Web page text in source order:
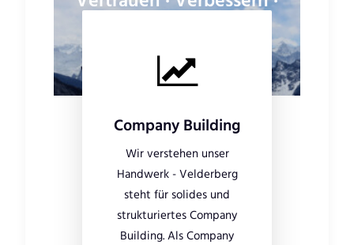
Wir erstellen und bauen erfolgreiche digitale
Geschäftsmodelle
Company Building
Wir verstehen unser
Handwerk - Velderberg
steht für solides und
strukturiertes Company
Building. Als Company